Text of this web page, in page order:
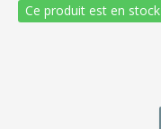
Ce produit est en stock